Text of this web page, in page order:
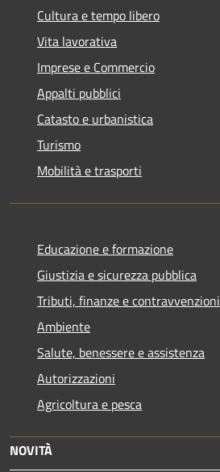
Cultura e tempo libero
Vita lavorativa
Imprese e Commercio
Appalti pubblici
Catasto e urbanistica
Turismo
Mobilità e trasporti
Educazione e formazione
Giustizia e sicurezza pubblica
Tributi, finanze e contravvenzioni
Ambiente
Salute, benessere e assistenza
Autorizzazioni
Agricoltura e pesca
NOVITÀ